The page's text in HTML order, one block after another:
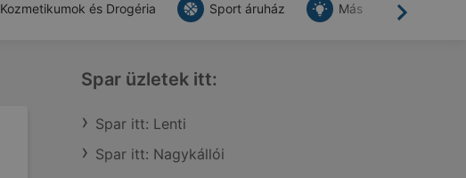
Tovább
Kozmetikumok és Drogéria Sport áruház Más
Spar üzletek itt:
Spar itt: Lenti
Spar itt: Nagykállói